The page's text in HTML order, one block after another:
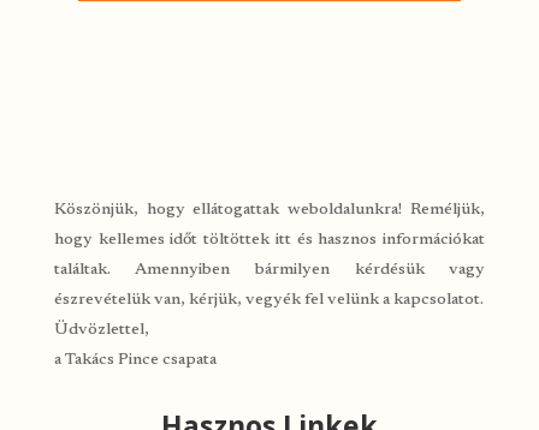
Köszönjük, hogy ellátogattak weboldalunkra! Reméljük,
hogy kellemes időt töltöttek itt és hasznos információkat
találtak. Amennyiben bármilyen kérdésük vagy
észrevételük van, kérjük, vegyék fel velünk a kapcsolatot.
Üdvözlettel,
a Takács Pince csapata